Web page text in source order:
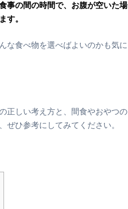
事の間の時間で、お腹が空いた場
す。
な食べ物を選べばよいのかも気に
正しい考え方と、間食やおやつの
ぜひ参考にしてみてください。